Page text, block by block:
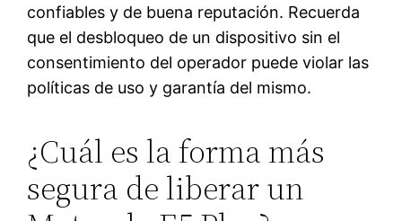
confiables y de buena reputación. Recuerda
que el desbloqueo de un dispositivo sin el
consentimiento del operador puede violar las
políticas de uso y garantía del mismo.
¿Cuál es la forma más
segura de liberar un